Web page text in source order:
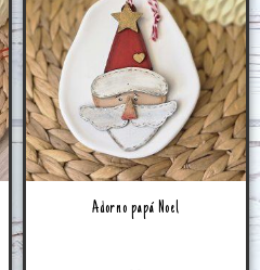
Adorno papá Noel